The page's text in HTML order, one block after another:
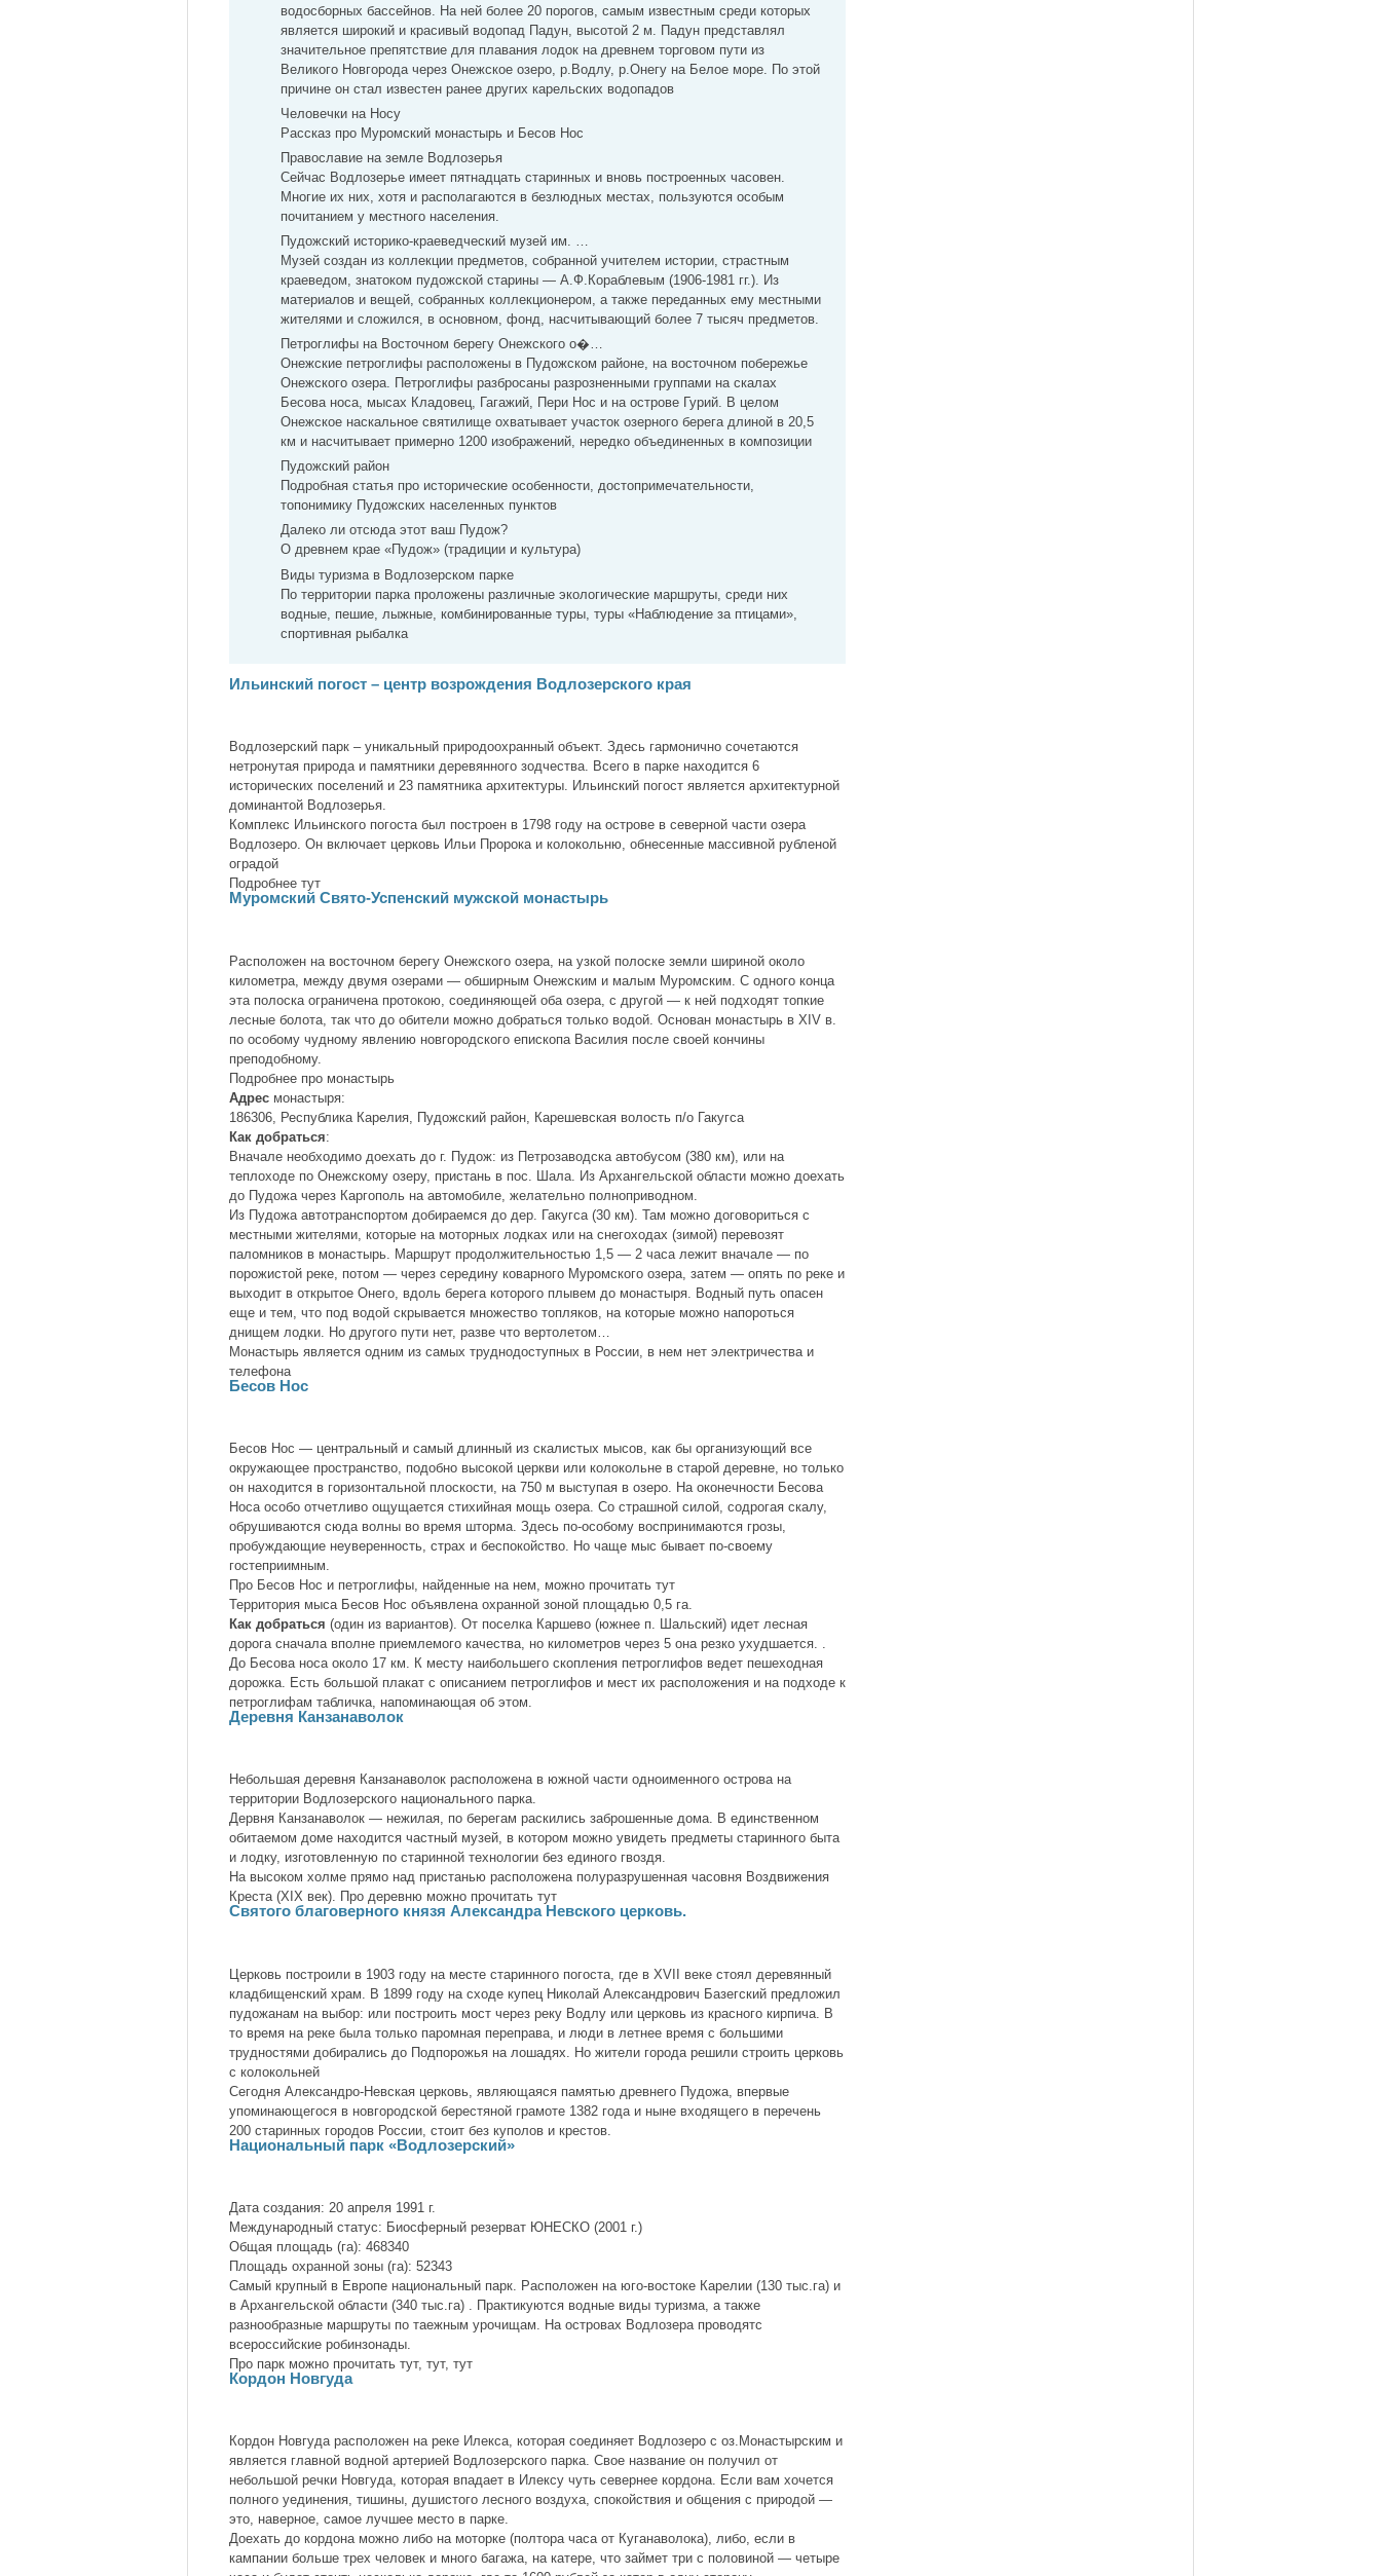
водосборных бассейнов. На ней более 20 порогов, самым известным среди которых
является широкий и красивый водопад Падун, высотой 2 м. Падун представлял
значительное препятствие для плавания лодок на древнем торговом пути из
Великого Новгорода через Онежское озеро, р.Водлу, р.Онегу на Белое море. По этой
причине он стал известен ранее других карельских водопадов
Человечки на Носу
Рассказ про Муромский монастырь и Бесов Нос
Православие на земле Водлозерья
Сейчас Водлозерье имеет пятнадцать старинных и вновь построенных часовен.
Многие их них, хотя и располагаются в безлюдных местах, пользуются особым
почитанием у местного населения.
Пудожский историко-краеведческий музей им. …
Музей создан из коллекции предметов, собранной учителем истории, страстным
краеведом, знатоком пудожской старины — А.Ф.Кораблевым (1906-1981 гг.). Из
материалов и вещей, собранных коллекционером, а также переданных ему местными
жителями и сложился, в основном, фонд, насчитывающий более 7 тысяч предметов.
Петроглифы на Восточном берегу Онежского о�…
Онежские петроглифы расположены в Пудожском районе, на восточном побережье
Онежского озера. Петроглифы разбросаны разрозненными группами на скалах
Бесова носа, мысах Кладовец, Гагажий, Пери Нос и на острове Гурий. В целом
Онежское наскальное святилище охватывает участок озерного берега длиной в 20,5
км и насчитывает примерно 1200 изображений, нередко объединенных в композиции
Пудожский район
Подробная статья про исторические особенности, достопримечательности,
топонимику Пудожских населенных пунктов
Далеко ли отсюда этот ваш Пудож?
О древнем крае «Пудож» (традиции и культура)
Виды туризма в Водлозерском парке
По территории парка проложены различные экологические маршруты, среди них
водные, пешие, лыжные, комбинированные туры, туры «Наблюдение за птицами»,
спортивная рыбалка
Ильинский погост – центр возрождения Водлозерского края
Водлозерский парк – уникальный природоохранный объект. Здесь гармонично сочетаются
нетронутая природа и памятники деревянного зодчества. Всего в парке находится 6
исторических поселений и 23 памятника архитектуры. Ильинский погост является архитектурной
доминантой Водлозерья.
Комплекс Ильинского погоста был построен в 1798 году на острове в северной части озера
Водлозеро. Он включает церковь Ильи Пророка и колокольню, обнесенные массивной рубленой
оградой
Подробнее тут
Муромский Свято-Успенский мужской монастырь
Расположен на восточном берегу Онежского озера, на узкой полоске земли шириной около
километра, между двумя озерами — обширным Онежским и малым Муромским. С одного конца
эта полоска ограничена протокою, соединяющей оба озера, с другой — к ней подходят топкие
лесные болота, так что до обители можно добраться только водой. Основан монастырь в XIV в.
по особому чудному явлению новгородского епископа Василия после своей кончины
преподобному.
Подробнее про монастырь
Адрес монастыря:
186306, Республика Карелия, Пудожский район, Карешевская волость п/о Гакугса
Как добраться:
Вначале необходимо доехать до г. Пудож: из Петрозаводска автобусом (380 км), или на
теплоходе по Онежскому озеру, пристань в пос. Шала. Из Архангельской области можно доехать
до Пудожа через Каргополь на автомобиле, желательно полноприводном.
Из Пудожа автотранспортом добираемся до дер. Гакугса (30 км). Там можно договориться с
местными жителями, которые на моторных лодках или на снегоходах (зимой) перевозят
паломников в монастырь. Маршрут продолжительностью 1,5 — 2 часа лежит вначале — по
порожистой реке, потом — через середину коварного Муромского озера, затем — опять по реке и
выходит в открытое Онего, вдоль берега которого плывем до монастыря. Водный путь опасен
еще и тем, что под водой скрывается множество топляков, на которые можно напороться
днищем лодки. Но другого пути нет, разве что вертолетом…
Монастырь является одним из самых труднодоступных в России, в нем нет электричества и
телефона
Бесов Нос
Бесов Нос — центральный и самый длинный из скалистых мысов, как бы организующий все
окружающее пространство, подобно высокой церкви или колокольне в старой деревне, но только
он находится в горизонтальной плоскости, на 750 м выступая в озеро. На оконечности Бесова
Носа особо отчетливо ощущается стихийная мощь озера. Со страшной силой, содрогая скалу,
обрушиваются сюда волны во время шторма. Здесь по-особому воспринимаются грозы,
пробуждающие неуверенность, страх и беспокойство. Но чаще мыс бывает по-своему
гостеприимным.
Про Бесов Нос и петроглифы, найденные на нем, можно прочитать тут
Территория мыса Бесов Нос объявлена охранной зоной площадью 0,5 га.
Как добраться (один из вариантов). От поселка Каршево (южнее п. Шальский) идет лесная
дорога сначала вполне приемлемого качества, но километров через 5 она резко ухудшается. .
До Бесова носа около 17 км. К месту наибольшего скопления петроглифов ведет пешеходная
дорожка. Есть большой плакат с описанием петроглифов и мест их расположения и на подходе к
петроглифам табличка, напоминающая об этом.
Деревня Канзанаволок
Небольшая деревня Канзанаволок расположена в южной части одноименного острова на
территории Водлозерского национального парка.
Дервня Канзанаволок — нежилая, по берегам раскились заброшенные дома. В единственном
обитаемом доме находится частный музей, в котором можно увидеть предметы старинного быта
и лодку, изготовленную по старинной технологии без единого гвоздя.
На высоком холме прямо над пристанью расположена полуразрушенная часовня Воздвижения
Креста (XIX век). Про деревню можно прочитать тут
Святого благоверного князя Александра Невского церковь.
Церковь построили в 1903 году на месте старинного погоста, где в XVII веке стоял деревянный
кладбищенский храм. В 1899 году на сходе купец Николай Александрович Базегский предложил
пудожанам на выбор: или построить мост через реку Водлу или церковь из красного кирпича. В
то время на реке была только паромная переправа, и люди в летнее время с большими
трудностями добирались до Подпорожья на лошадях. Но жители города решили строить церковь
с колокольней
Сегодня Александро-Невская церковь, являющаяся памятью древнего Пудожа, впервые
упоминающегося в новгородской берестяной грамоте 1382 года и ныне входящего в перечень
200 старинных городов России, стоит без куполов и крестов.
Национальный парк «Водлозерский»
Дата создания: 20 апреля 1991 г.
Международный статус: Биосферный резерват ЮНЕСКО (2001 г.)
Общая площадь (га): 468340
Площадь охранной зоны (га): 52343
Самый крупный в Европе национальный парк. Расположен на юго-востоке Карелии (130 тыс.га) и
в Архангельской области (340 тыс.га) . Практикуются водные виды туризма, а также
разнообразные маршруты по таежным урочищам. На островах Водлозера проводятс
всероссийские робинзонады.
Про парк можно прочитать тут, тут, тут
Кордон Новгуда
Кордон Новгуда расположен на реке Илекса, которая соединяет Водлозеро с оз.Монастырским и
является главной водной артерией Водлозерского парка. Свое название он получил от
небольшой речки Новгуда, которая впадает в Илексу чуть севернее кордона. Если вам хочется
полного уединения, тишины, душистого лесного воздуха, спокойствия и общения с природой —
это, наверное, самое лучшее место в парке.
Доехать до кордона можно либо на моторке (полтора часа от Куганаволока), либо, если в
кампании больше трех человек и много багажа, на катере, что займет три с половиной — четыре